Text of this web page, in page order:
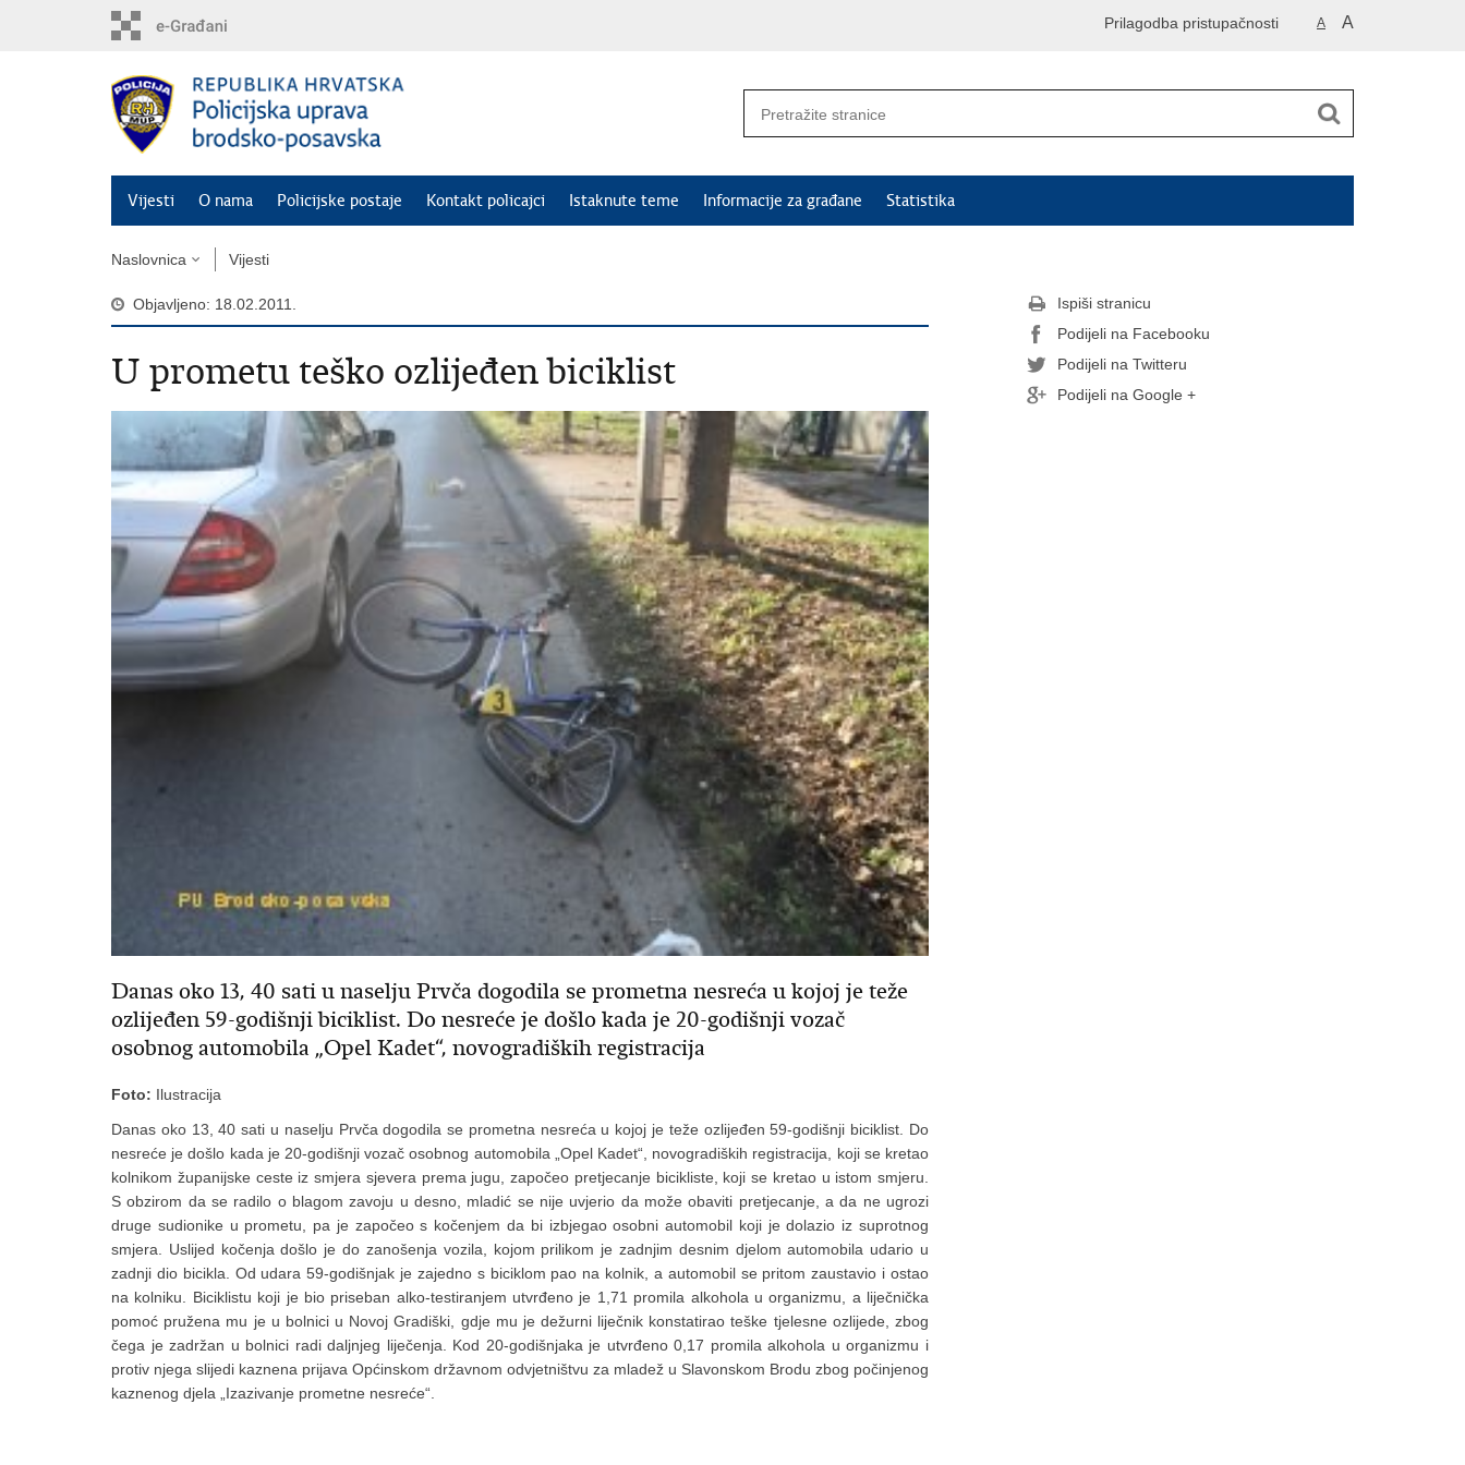
A A
Prilagodba pristupačnosti
Vijesti O nama Policijske postaje Kontakt policajci Istaknute teme Informacije za građane Statistika
Naslovnica Vijesti
Objavljeno: 18.02.2011.
U prometu teško ozlijeđen biciklist
Danas oko 13, 40 sati u naselju Prvča dogodila se prometna nesreća u kojoj je teže
ozlijeđen 59-godišnji biciklist. Do nesreće je došlo kada je 20-godišnji vozač
osobnog automobila „Opel Kadet“, novogradiških registracija
Foto: Ilustracija
Danas oko 13, 40 sati u naselju Prvča dogodila se prometna nesreća u kojoj je teže ozlijeđen 59-godišnji biciklist. Do
nesreće je došlo kada je 20-godišnji vozač osobnog automobila „Opel Kadet“, novogradiških registracija, koji se kretao
kolnikom županijske ceste iz smjera sjevera prema jugu, započeo pretjecanje bicikliste, koji se kretao u istom smjeru.
S obzirom da se radilo o blagom zavoju u desno, mladić se nije uvjerio da može obaviti pretjecanje, a da ne ugrozi
druge sudionike u prometu, pa je započeo s kočenjem da bi izbjegao osobni automobil koji je dolazio iz suprotnog
smjera. Uslijed kočenja došlo je do zanošenja vozila, kojom prilikom je zadnjim desnim djelom automobila udario u
zadnji dio bicikla. Od udara 59-godišnjak je zajedno s biciklom pao na kolnik, a automobil se pritom zaustavio i ostao
na kolniku. Biciklistu koji je bio priseban alko-testiranjem utvrđeno je 1,71 promila alkohola u organizmu, a liječnička
pomoć pružena mu je u bolnici u Novoj Gradiški, gdje mu je dežurni liječnik konstatirao teške tjelesne ozlijede, zbog
čega je zadržan u bolnici radi daljnjeg liječenja. Kod 20-godišnjaka je utvrđeno 0,17 promila alkohola u organizmu i
protiv njega slijedi kaznena prijava Općinskom državnom odvjetništvu za mladež u Slavonskom Brodu zbog počinjenog
kaznenog djela „Izazivanje prometne nesreće“.
Ispiši stranicu
Podijeli na Facebooku
Podijeli na Twitteru
Podijeli na Google +